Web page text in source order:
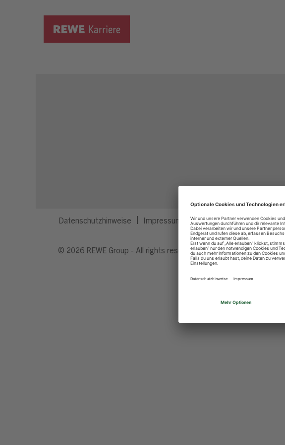
Datenschutzhinweise Impressum Privatsphäre-Einstellungen
© 2026 REWE Group - All rights reserved